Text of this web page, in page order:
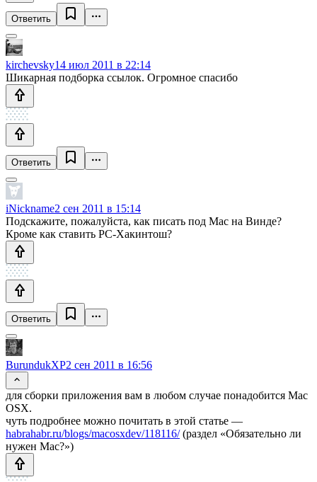
Ответить
kirchevsky14 июл 2011 в 22:14
Шикарная подборка ссылок. Огромное спасибо
Ответить
iNickname2 сен 2011 в 15:14
Подскажите, пожалуйста, как писать под Mac на Винде?
Кроме как ставить PC-Хакинтош?
Ответить
BurundukXP2 сен 2011 в 16:56
для сборки приложения вам в любом случае понадобится Mac
OSX.
чуть подробнее можно почитать в этой статье —
habrahabr.ru/blogs/macosxdev/118116/(раздел «Обязательно ли
нужен Mac?»)